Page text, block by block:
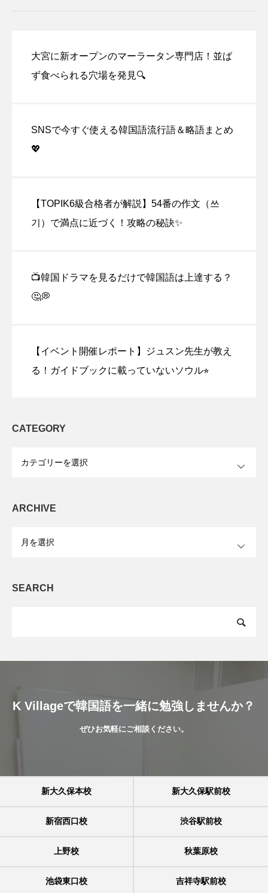
大宮に新オープンのマーラータン専門店！並ば
ず食べられる穴場を発見🔍
SNSで今すぐ使える韓国語流行語＆略語まとめ
💖
【TOPIK6級合格者が解説】54番の作文（쓰
기）で満点に近づく！攻略の秘訣✨
📺韓国ドラマを見るだけで韓国語は上達する？
🤔💭
【イベント開催レポート】ジュスン先生が教え
る！ガイドブックに載っていないソウル⭐︎
CATEGORY
ARCHIVE
SEARCH
K Villageで韓国語を一緒に勉強しませんか？
ぜひお気軽にご相談ください。
新大久保本校 新大久保駅前校
新宿西口校 渋谷駅前校
上野校 秋葉原校
池袋東口校 吉祥寺駅前校